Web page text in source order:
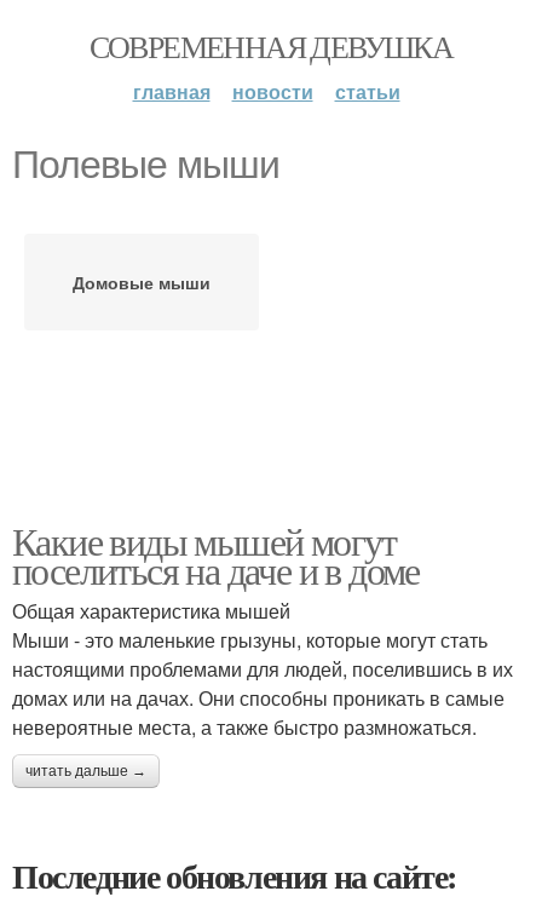
СОВРЕМЕННАЯ ДЕВУШКА
главная новости статьи
Полевые мыши
Домовые мыши
Какие виды мышей могут
поселиться на даче и в доме
Общая характеристика мышей
Мыши - это маленькие грызуны, которые могут стать
настоящими проблемами для людей, поселившись в их
домах или на дачах. Они способны проникать в самые
невероятные места, а также быстро размножаться.
читать дальше →
Последние обновления на сайте: